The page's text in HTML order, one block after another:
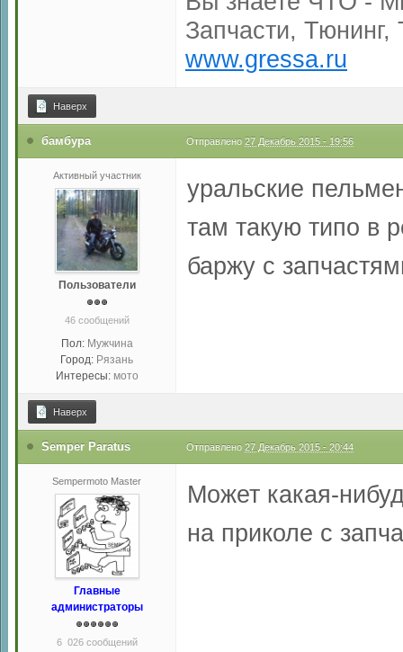
Запчасти,
www.gressa.ru
Наверх
бамбура Отправлено 27 Декабрь 2015 - 19:56
Активный участник
Пользователи
46 сообщений
Пол: Мужчина
Город: Рязань
Интересы: мото
уральские
там такую типо в
баржу с
Наверх
Semper Paratus Отправлено 27 Декабрь 2015 - 20:44
Sempermoto Master
Главные
администраторы
6 026 сообщений
Может какая-
на приколе с